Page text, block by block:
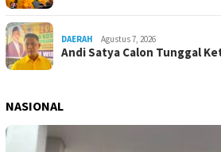
DAERAH Agustus 7, 2026
Andi Satya Calon Tunggal
NASIONAL